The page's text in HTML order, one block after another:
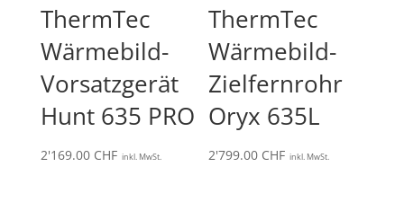
ThermTec
Wärmebild-
Vorsatzgerät
Hunt 635 PRO
2'169.00 CHF inkl. MwSt.
ThermTec
Wärmebild-
Zielfernrohr
Oryx 635L
2'799.00 CHF inkl. MwSt.